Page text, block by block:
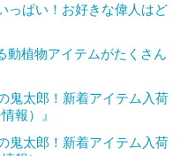
っぱい！お好きな偉人はど
動植物アイテムがたくさん
鬼太郎！新着アイテム入荷
報）』
鬼太郎！新着アイテム入荷